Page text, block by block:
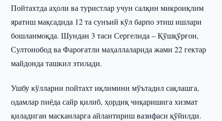
Пойтахтда аҳоли ва туристлар учун салқин микроиқлим
яратиш мақсадида 12 та сунъий кўл барпо этиш ишлари
бошланмоқда. Шундан 3 таси Сергелида – Қўшқўрғон,
Султонобод ва Фароғатли маҳаллаларида жами 22 гектар
майдонда ташкил этилади.
Ушбу кўлларни пойтахт иқлимини мўътадил сақлашга,
одамлар пиёда сайр қилиб, ҳордиқ чиқаришига хизмат
қиладиган масканларга айлантириш вазифаси қўйилди.